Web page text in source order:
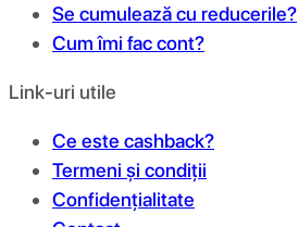
Se cumulează cu reducerile?
Cum îmi fac cont?
Link-uri utile
Ce este cashback?
Termeni și condiții
Confidențialitate